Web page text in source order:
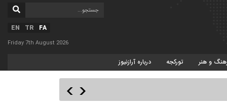
FA
TR
EN
Friday 7th August 2026
و هنر تورکجه درباره آرازنیوز